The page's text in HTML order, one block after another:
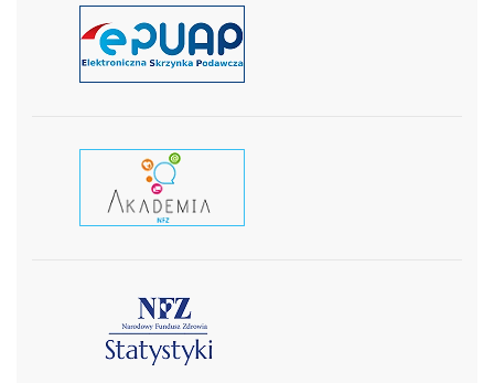
czytaj więcej
czytaj więcej